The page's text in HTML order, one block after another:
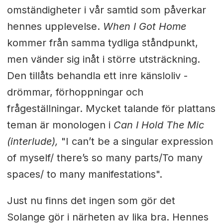
omständigheter i vår samtid som påverkar
hennes upplevelse. When I Got Home
kommer från samma tydliga ståndpunkt,
men vänder sig inåt i större utsträckning.
Den tillåts behandla ett inre känsloliv -
drömmar, förhoppningar och
frågeställningar. Mycket talande för plattans
teman är monologen i Can I Hold The Mic
(interlude), "I can’t be a singular expression
of myself/ there’s so many parts/To many
spaces/ to many manifestations".
Just nu finns det ingen som gör det
Solange gör i närheten av lika bra. Hennes